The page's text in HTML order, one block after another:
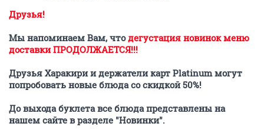
Друзья!
Мы напоминаем Вам, чтодегустация новинок меню
доставки ПРОДОЛЖАЕТСЯ!!!
Друзья Харакири и держатели карт Platinum могут
попробовать новые блюда со скидкой 50%!
До выхода буклета все блюда представлены на
нашем сайте в разделе "Новинки".